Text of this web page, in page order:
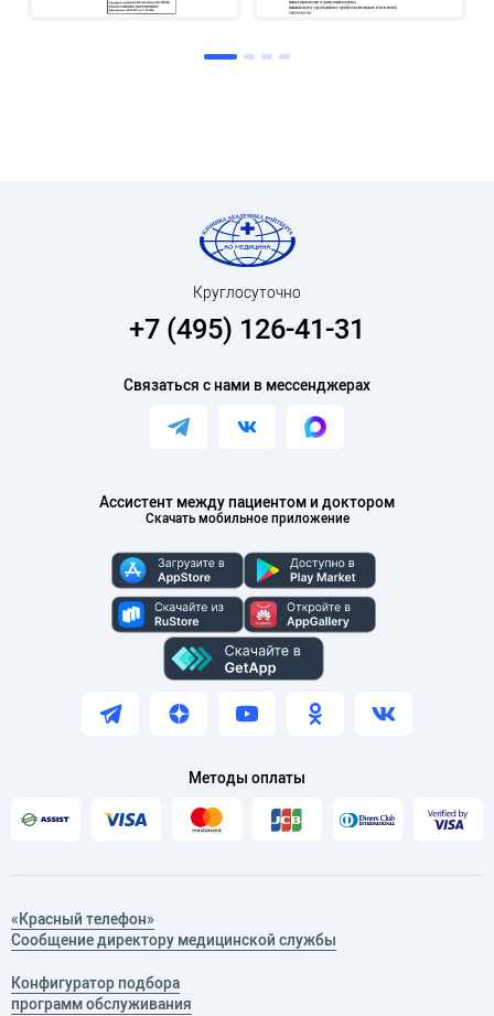
Ассистент между пациентом и доктором
Скачать мобильное приложение
Круглосуточно
+7 (495) 126-41-31
Связаться с нами в мессенджерах
Методы оплаты
«Красный телефон»
Сообщение директору медицинской службы
Конфигуратор подбора
программ обслуживания